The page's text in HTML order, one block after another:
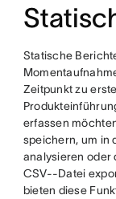
Statische
Zeitpunkt zu
erfassen
speichern, um in
analysieren oder
CSV--Datei
bieten diese